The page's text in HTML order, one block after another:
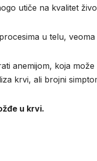
utiče na kvalitet
u telu,
anemijom, koja
krvi, ali brojni
u krvi.